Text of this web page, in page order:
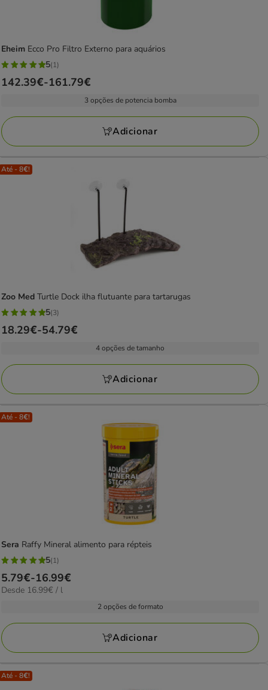
Eheim Ecco Pro Filtro Externo para aquários
5
estrelas
avaliações
5(1)
Preço
a
161.79€
142.39€-161.79€
3 opções de potencia bomba
Adicionar
Até - 8€!
Zoo Med Turtle Dock ilha flutuante para tartarugas
5
estrelas
avaliações
5(3)
Preço
a
54.79€
18.29€-54.79€
4 opções de tamanho
Adicionar
Até - 8€!
Sera Raffy Mineral alimento para répteis
5
estrelas
com
avaliações
5(1)
Preço
de
16.99€
5.79€-16.99€
16.99€
Desde 16.99€ / l
2 opções de formato
Adicionar
Até - 8€!